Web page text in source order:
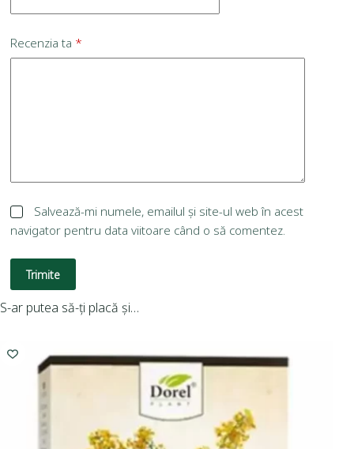
Recenzia ta *
Salvează-mi numele, emailul și site-ul web în acest
navigator pentru data viitoare când o să comentez.
Trimite
S-ar putea să-ți placă și…